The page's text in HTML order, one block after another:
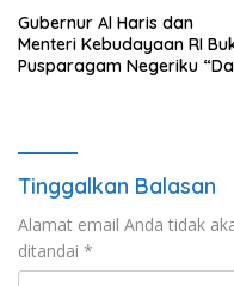
Gubernur Al Haris dan
Menteri Kebudayaan RI
Pusparagam Negeriku
Tinggalkan Balasan
Alamat email Anda tidak
ditandai *